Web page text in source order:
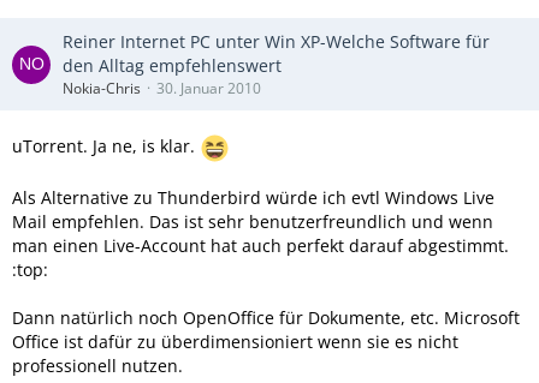
Reiner Internet PC unter Win XP-Welche Software für
den Alltag empfehlenswert
Nokia-Chris 30. Januar 2010
uTorrent. Ja ne, is klar.
Als Alternative zu Thunderbird würde ich evtl Windows Live
Mail empfehlen. Das ist sehr benutzerfreundlich und wenn
man einen Live-Account hat auch perfekt darauf abgestimmt.
:top:
Dann natürlich noch OpenOffice für Dokumente, etc. Microsoft
Office ist dafür zu überdimensioniert wenn sie es nicht
professionell nutzen.